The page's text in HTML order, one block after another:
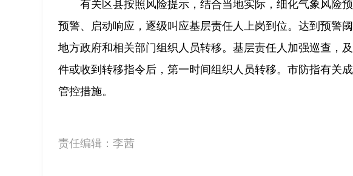
有关区县按照风险提示，结合当地实际，细化气象风险
预警、启动响应，逐级叫应基层责任人上岗到位。达到预警
地方政府和相关部门组织人员转移。基层责任人加强巡查，
件或收到转移指令后，第一时间组织人员转移。市防指有关
管控措施。
责任编辑： 李茜